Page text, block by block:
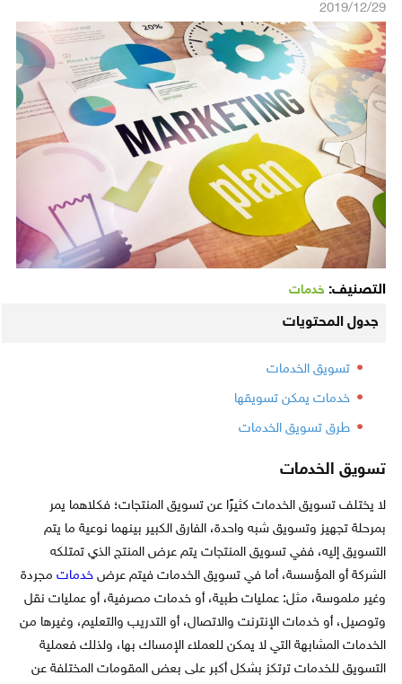
2019/12/29
التصنيف: خدمات
جدول المحتويات
تسويق الخدمات
خدمات يمكن تسويقها
طرق تسويق الخدمات
تسويق الخدمات
لا يختلف تسويق الخدمات كثيرًا عن تسويق المنتجات؛ فكلاهما يمر
بمرحلة تجهيز وتسويق شبه واحدة، الفارق الكبير بينهما نوعية ما يتم
التسويق إليه، ففي تسويق المنتجات يتم عرض المنتج الذي تمتلكه
الشركة أو المؤسسة، أما في تسويق الخدمات فيتم عرض خدماتمجردة
وغير ملموسة، مثل: عمليات طبية، أو خدمات مصرفية، أو عمليات نقل
وتوصيل، أو خدمات الإنترنت والاتصال، أو التدريب والتعليم، وغيرها من
الخدمات المشابهة التي لا يمكن للعملاء الإمساك بها، ولذلك فعملية
التسويق للخدمات ترتكز بشكل أكبر على بعض المقومات المختلفة عن